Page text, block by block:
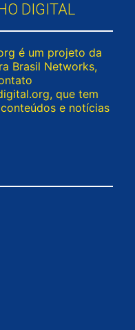
DIGITAL
é um projeto da
Brasil Networks,
, que tem
e notícias